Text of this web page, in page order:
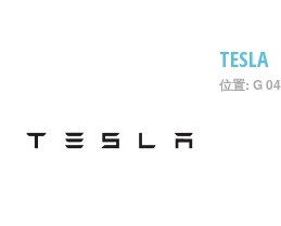
TESLA
位置: G 04